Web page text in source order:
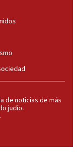
de noticias de más
judío.